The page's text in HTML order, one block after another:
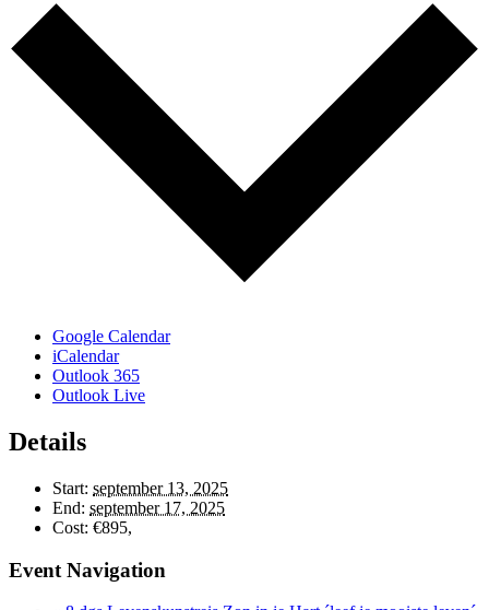
Google Calendar
iCalendar
Outlook 365
Outlook Live
Details
Start: september 13, 2025
End: september 17, 2025
Cost: €895,
Event Navigation